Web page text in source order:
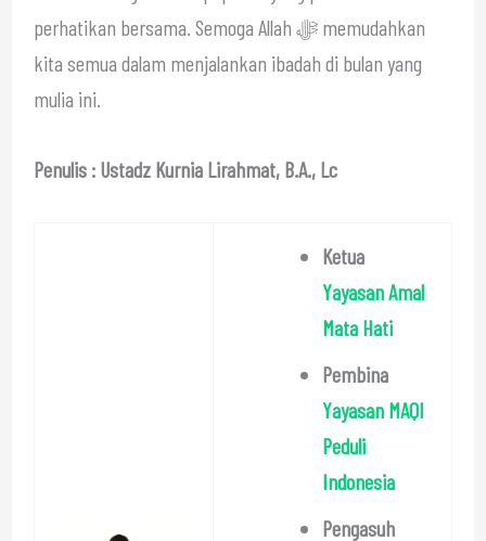
perhatikan bersama. Semoga Allah ﷻ memudahkan
kita semua dalam menjalankan ibadah di bulan yang
mulia ini.
Penulis : Ustadz Kurnia Lirahmat, B.A., Lc
Ketua
Yayasan Amal
Mata Hati
Pembina
Yayasan MAQI
Peduli
Indonesia
Pengasuh